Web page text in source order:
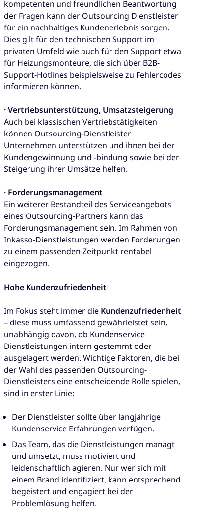
kompetenten und freundlichen Beantwortung
der Fragen kann der Outsourcing Dienstleister
für ein nachhaltiges Kundenerlebnis sorgen.
Dies gilt für den technischen Support im
privaten Umfeld wie auch für den Support etwa
für Heizungsmonteure, die sich über B2B-
Support-Hotlines beispielsweise zu Fehlercodes
informieren können.
· Vertriebsunterstützung, Umsatzsteigerung
Auch bei klassischen Vertriebstätigkeiten
können Outsourcing-Dienstleister
Unternehmen unterstützen und ihnen bei der
Kundengewinnung und -bindung sowie bei der
Steigerung ihrer Umsätze helfen.
· Forderungsmanagement
Ein weiterer Bestandteil des Serviceangebots
eines Outsourcing-Partners kann das
Forderungsmanagement sein. Im Rahmen von
Inkasso-Dienstleistungen werden Forderungen
zu einem passenden Zeitpunkt rentabel
eingezogen.
Hohe Kundenzufriedenheit
Im Fokus steht immer die Kundenzufriedenheit
– diese muss umfassend gewährleistet sein,
unabhängig davon, ob Kundenservice
Dienstleistungen intern gestemmt oder
ausgelagert werden. Wichtige Faktoren, die bei
der Wahl des passenden Outsourcing-
Dienstleisters eine entscheidende Rolle spielen,
sind in erster Linie:
Der Dienstleister sollte über langjährige
Kundenservice Erfahrungen verfügen.
Das Team, das die Dienstleistungen managt
und umsetzt, muss motiviert und
leidenschaftlich agieren. Nur wer sich mit
einem Brand identifiziert, kann entsprechend
begeistert und engagiert bei der
Problemlösung helfen.